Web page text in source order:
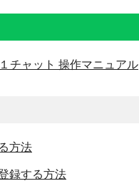
チャット 操作マニュアル
方法
録する方法